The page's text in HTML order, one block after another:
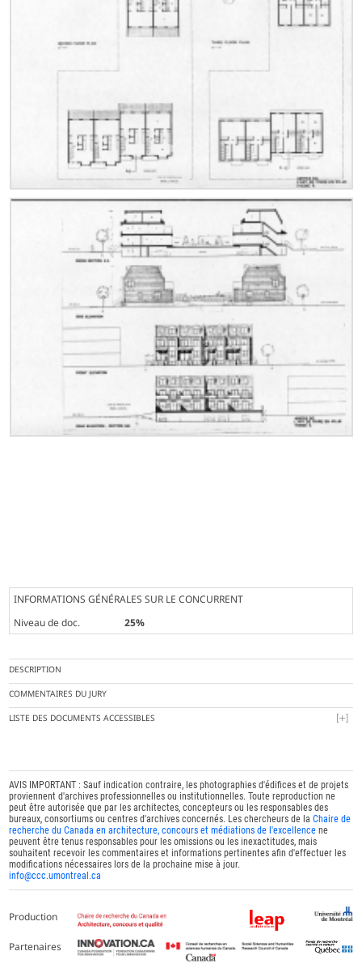
INFORMATIONS GÉNÉRALES SUR LE CONCURRENT
Niveau de doc.
25%
DESCRIPTION
COMMENTAIRES DU JURY
LISTE DES DOCUMENTS ACCESSIBLES
AVIS IMPORTANT : Sauf indication contraire, les photographies d'édifices et de projets
proviennent d'archives professionnelles ou institutionnelles. Toute reproduction ne
peut être autorisée que par les architectes, concepteurs ou les responsables des
bureaux, consortiums ou centres d'archives concernés. Les chercheurs de laChaire de
recherche du Canada en architecture, concours et médiations de l'excellence ne
peuvent être tenus responsables pour les omissions ou les inexactitudes, mais
souhaitent recevoir les commentaires et informations pertinentes afin d'effectuer les
modifications nécessaires lors de la prochaine mise à jour.
info@ccc.umontreal.ca
Production
Partenaires